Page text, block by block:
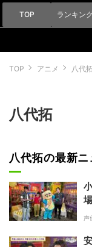
TOP ランキン
TOP アニメ 八代拓
八代拓
八代拓の最新
声